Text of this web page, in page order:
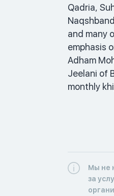
Qadria,
and many
emphasis
Adham
Jeelani of
monthly
Мы не
за